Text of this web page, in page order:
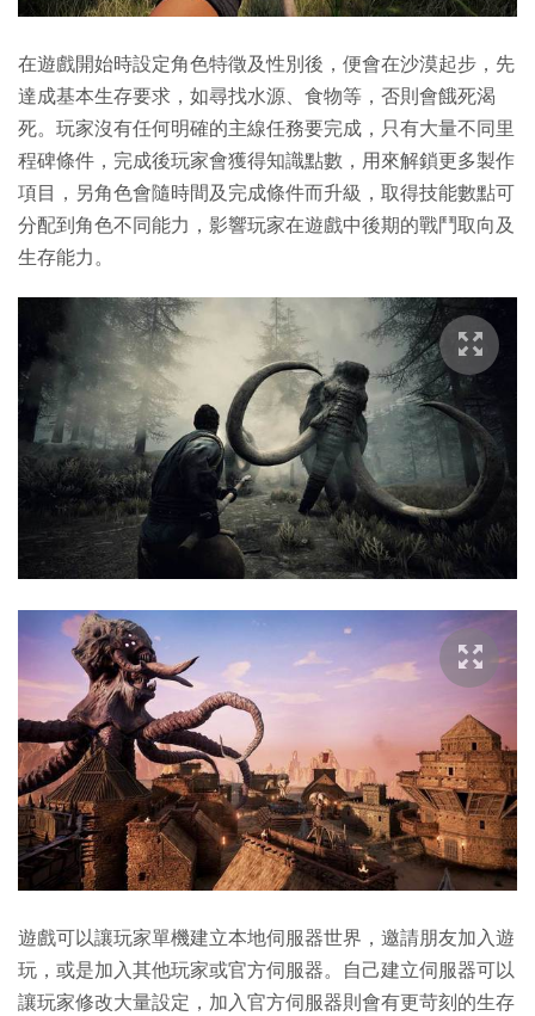
在遊戲開始時設定角色特徵及性別後，便會在沙漠起步，先
達成基本生存要求，如尋找水源、食物等，否則會餓死渴
死。玩家沒有任何明確的主線任務要完成，只有大量不同里
程碑條件，完成後玩家會獲得知識點數，用來解鎖更多製作
項目，另角色會隨時間及完成條件而升級，取得技能數點可
分配到角色不同能力，影響玩家在遊戲中後期的戰鬥取向及
生存能力。
遊戲可以讓玩家單機建立本地伺服器世界，邀請朋友加入遊
玩，或是加入其他玩家或官方伺服器。自己建立伺服器可以
讓玩家修改大量設定，加入官方伺服器則會有更苛刻的生存